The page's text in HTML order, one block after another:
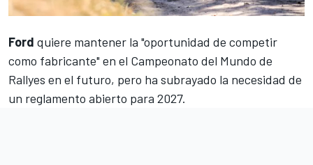
Ford quiere mantener la "oportunidad de competir
como fabricante" en el Campeonato del Mundo de
Rallyes en el futuro, pero ha subrayado la necesidad de
un reglamento abierto para 2027.